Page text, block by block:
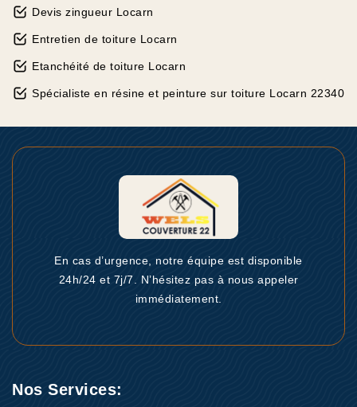
Devis zingueur Locarn
Entretien de toiture Locarn
Etanchéité de toiture Locarn
Spécialiste en résine et peinture sur toiture Locarn 22340
En cas d’urgence, notre équipe est disponible
24h/24 et 7j/7. N’hésitez pas à nous appeler
immédiatement.
Nos Services: